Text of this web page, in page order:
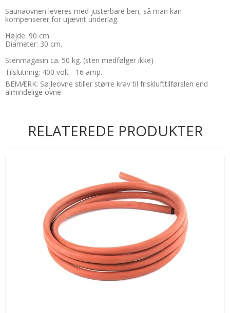
Saunaovnen leveres med justerbare ben, så man kan
kompenserer for ujævnt underlag.
Højde: 90 cm.
Diameter: 30 cm.
Stenmagasin ca. 50 kg. (sten medfølger ikke)
Tilslutning: 400 volt - 16 amp.
BEMÆRK: Søjleovne stiller større krav til frisklufttilførslen end
almindelige ovne.
RELATEREDE PRODUKTER